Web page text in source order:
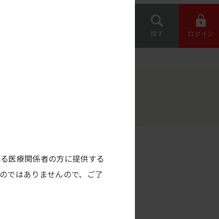
探す ログイン
医療関係者の方に提供する
ではありませんので、ご了